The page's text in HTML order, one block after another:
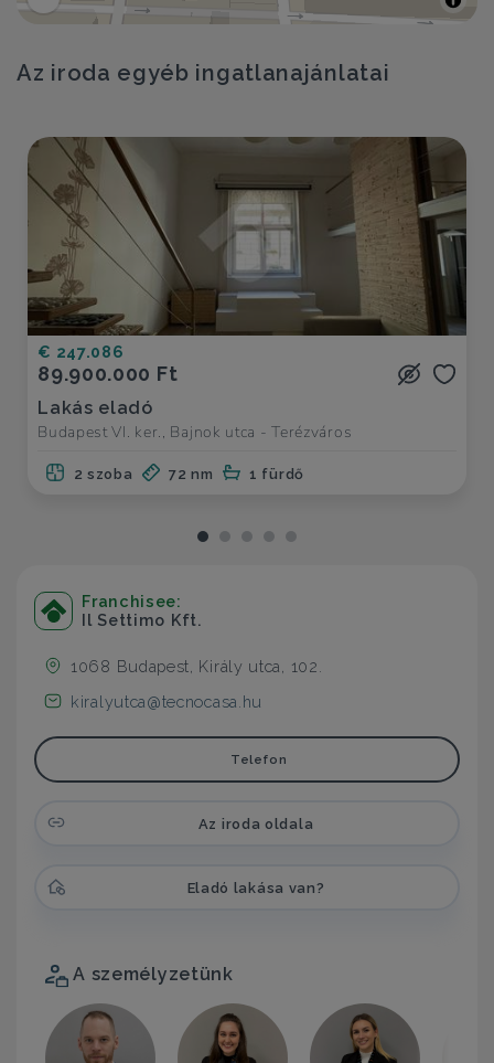
Az iroda egyéb ingatlanajánlatai
€ 247.086
89.900.000 Ft
Lakás eladó
Budapest VI. ker., Bajnok utca - Terézváros
2 szoba 72 nm 1 fürdő
Franchisee:
Il Settimo Kft.
1068 Budapest, Király utca, 102.
kiralyutca@tecnocasa.hu
Telefon
Az iroda oldala
Eladó lakása van?
A személyzetünk